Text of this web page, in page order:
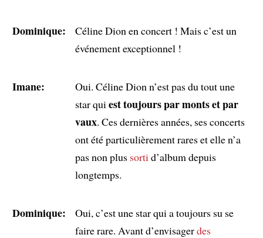
Dominique:
Céline Dion en concert ! Mais c’est un
événement exceptionnel !
Imane:
Oui. Céline Dion n’est pas du tout une
star qui est toujours par monts et par
vaux. Ces dernières années, ses concerts
ont été particulièrement rares et elle n’a
pas non plus sorti d’album depuis
longtemps.
Dominique:
Oui, c’est une star qui a toujours su se
faire rare. Avant d’envisagerdes